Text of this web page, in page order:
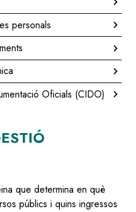
personals
Oficials (CIDO)
que determina en què
públics i quins ingressos